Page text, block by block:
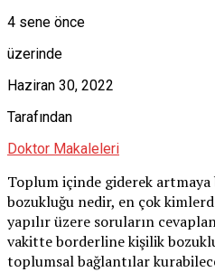
4 sene önce
üzerinde
Haziran 30, 2022
Tarafından
Doktor Makaleleri
Toplum içinde giderek
bozukluğu nedir, en çok
yapılır üzere soruların
vakitte borderline kişilik
toplumsal bağlantılar